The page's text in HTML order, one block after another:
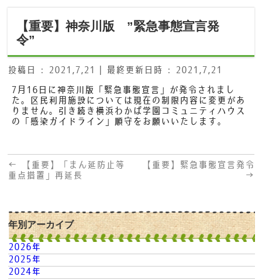
【重要】神奈川版 ”緊急事態宣言発
令”
投稿日 : 2021,7,21
最終更新日時 : 2021,7,21
7月16日に神奈川版「緊急事態宣言」が発令されまし
た。区民利用施設については現在の制限内容に変更があ
りません。引き続き横浜わかば学園コミュニティハウス
の「感染ガイドライン」順守をお願いいたします。
←
【重要】「まん延防止等
重点措置」再延長
【重要】緊急事態宣言発令
→
年別アーカイブ
2026年
2025年
2024年